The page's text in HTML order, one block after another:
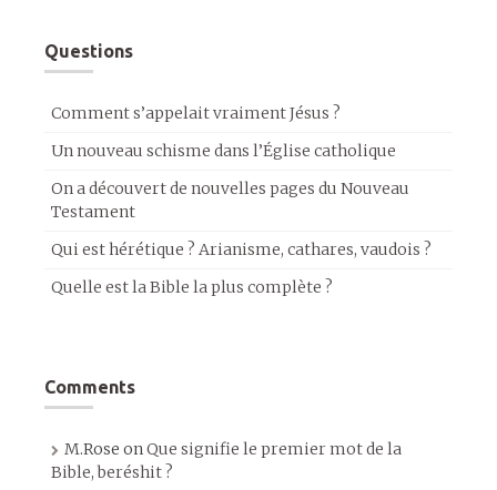
Questions
Comment s’appelait vraiment Jésus ?
Un nouveau schisme dans l’Église catholique
On a découvert de nouvelles pages du Nouveau
Testament
Qui est hérétique ? Arianisme, cathares, vaudois ?
Quelle est la Bible la plus complète ?
Comments
M.Rose onQue signifie le premier mot de la
Bible, beréshit ?